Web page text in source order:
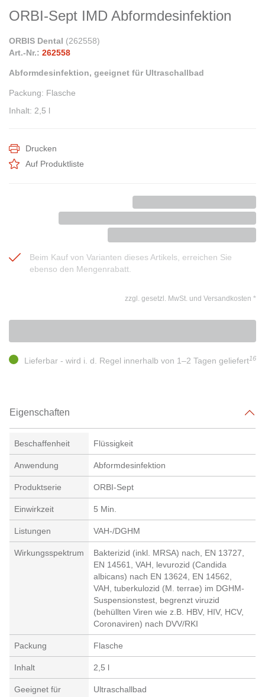
ORBI-Sept IMD Abformdesinfektion
Beim Kauf von Varianten dieses Artikels, erreichen Sie
ebenso den Mengenrabatt.
ORBIS Dental (262558)
Art.-Nr.: 262558
Abformdesinfektion, geeignet für Ultraschallbad
Packung: Flasche
Inhalt: 2,5 l
Drucken
Auf Produktliste
zzgl. gesetzl. MwSt. und Versandkosten *
Lieferbar - wird i. d. Regel innerhalb von 1–2 Tagen geliefert16
Eigenschaften
Beschaffenheit Flüssigkeit
Anwendung Abformdesinfektion
Produktserie ORBI-Sept
Einwirkzeit 5 Min.
Listungen VAH-/DGHM
Wirkungsspektrum
Bakterizid (inkl. MRSA) nach, EN 13727,
EN 14561, VAH, levurozid (Candida
albicans) nach EN 13624, EN 14562,
VAH, tuberkulozid (M. terrae) im DGHM-
Suspensionstest, begrenzt viruzid
(behüllten Viren wie z.B. HBV, HIV, HCV,
Coronaviren) nach DVV/RKI
Packung Flasche
Inhalt 2,5 l
Geeignet für Ultraschallbad